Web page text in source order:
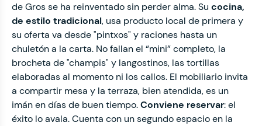
de Gros se ha reinventado sin perder alma. Su cocina,
de estilo tradicional, usa producto local de primera y
su oferta va desde "pintxos" y raciones hasta un
chuletón a la carta. No fallan el “mini” completo, la
brocheta de "champis" y langostinos, las tortillas
elaboradas al momento ni los callos. El mobiliario invita
a compartir mesa y la terraza, bien atendida, es un
imán en días de buen tiempo.Conviene reservar: el
éxito lo avala. Cuenta con un segundo espacio en la